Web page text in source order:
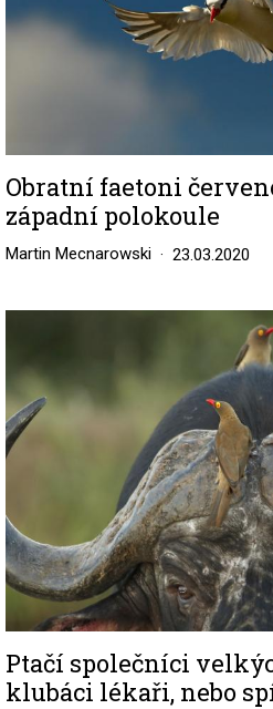
Obratní faetoni
západní polokoule
Martin Mecnarowski 23.03.2020
Ptačí společníci
klubáci lékaři, nebo